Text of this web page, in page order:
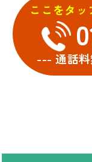
ここをタ
--- 通話